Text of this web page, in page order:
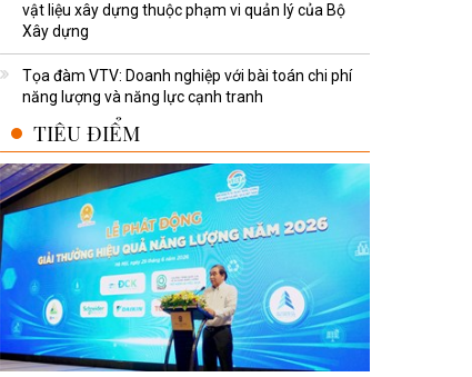
vật liệu xây dựng thuộc phạm vi quản lý của Bộ
Xây dựng
Tọa đàm VTV: Doanh nghiệp với bài toán chi phí
năng lượng và năng lực cạnh tranh
TIÊU ĐIỂM